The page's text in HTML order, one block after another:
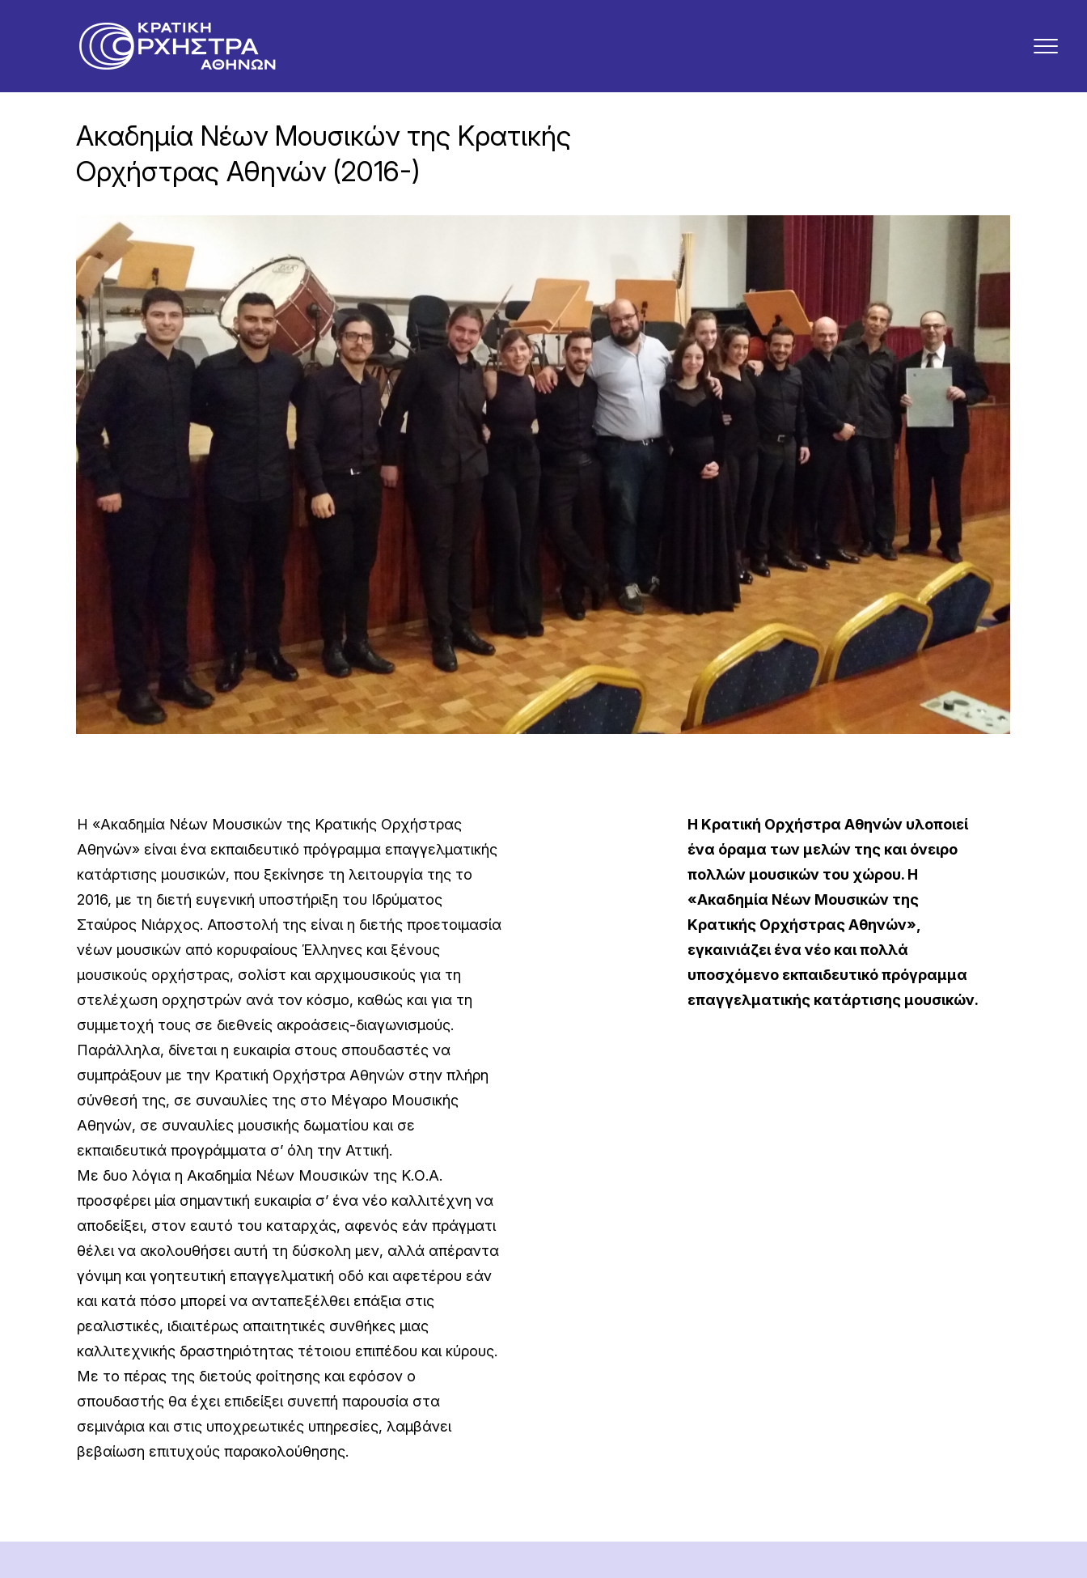
Ακαδημία Νέων Μουσικών της Κρατικής
Ορχήστρας Αθηνών (2016-)
H «Ακαδημία Νέων Μουσικών της Κρατικής Ορχήστρας
Αθηνών» είναι ένα εκπαιδευτικό πρόγραμμα επαγγελματικής
κατάρτισης μουσικών, που ξεκίνησε τη λειτουργία της το
2016, με τη διετή ευγενική υποστήριξη του Ιδρύματος
Σταύρος Νιάρχος. Αποστολή της είναι η διετής προετοιμασία
νέων μουσικών από κορυφαίους Έλληνες και ξένους
μουσικούς ορχήστρας, σολίστ και αρχιμουσικούς για τη
στελέχωση ορχηστρών ανά τον κόσμο, καθώς και για τη
συμμετοχή τους σε διεθνείς ακροάσεις-διαγωνισμούς.
Παράλληλα, δίνεται η ευκαιρία στους σπουδαστές να
συμπράξουν με την Κρατική Ορχήστρα Αθηνών στην πλήρη
σύνθεσή της, σε συναυλίες της στο Μέγαρο Μουσικής
Αθηνών, σε συναυλίες μουσικής δωματίου και σε
εκπαιδευτικά προγράμματα σ’ όλη την Αττική.
Με δυο λόγια η Ακαδημία Νέων Μουσικών της Κ.Ο.Α.
προσφέρει μία σημαντική ευκαιρία σ’ ένα νέο καλλιτέχνη να
αποδείξει, στον εαυτό του καταρχάς, αφενός εάν πράγματι
θέλει να ακολουθήσει αυτή τη δύσκολη μεν, αλλά απέραντα
γόνιμη και γοητευτική επαγγελματική οδό και αφετέρου εάν
και κατά πόσο μπορεί να ανταπεξέλθει επάξια στις
ρεαλιστικές, ιδιαιτέρως απαιτητικές συνθήκες μιας
καλλιτεχνικής δραστηριότητας τέτοιου επιπέδου και κύρους.
Με το πέρας της διετούς φοίτησης και εφόσον ο
σπουδαστής θα έχει επιδείξει συνεπή παρουσία στα
σεμινάρια και στις υποχρεωτικές υπηρεσίες, λαμβάνει
βεβαίωση επιτυχούς παρακολούθησης.
Η Κρατική Ορχήστρα Αθηνών υλοποιεί
ένα όραμα των μελών της και όνειρο
πολλών μουσικών του χώρου. Η
«Ακαδημία Νέων Μουσικών της
Κρατικής Ορχήστρας Αθηνών»,
εγκαινιάζει ένα νέο και πολλά
υποσχόμενο εκπαιδευτικό πρόγραμμα
επαγγελματικής κατάρτισης μουσικών.